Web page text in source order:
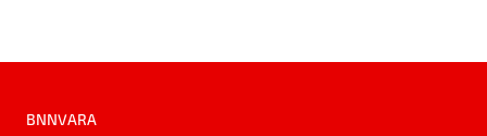
BNNVARA